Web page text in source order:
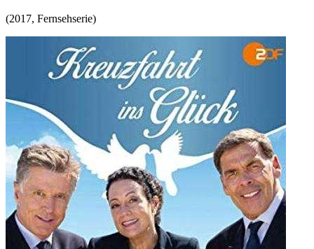
(2017, Fernsehserie)